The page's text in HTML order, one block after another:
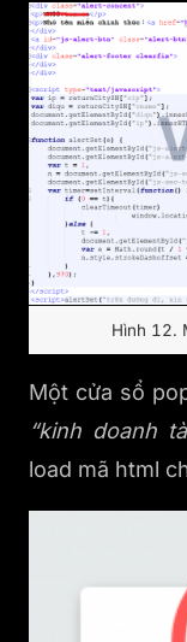
Hình 12.
Một cửa sổ
“kinh doanh
load mã html